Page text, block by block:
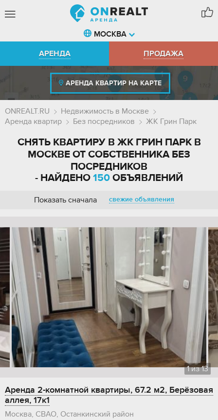
МОСКВА
АРЕНДА
ПРОДАЖА
АРЕНДА КВАРТИР НА КАРТЕ
ONREALT.RU
Недвижимость в Москве
Аренда квартир
Без посредников ЖК Грин Парк
СНЯТЬ КВАРТИРУ В ЖК ГРИН ПАРК В
МОСКВЕ ОТ СОБСТВЕННИКА БЕЗ
ПОСРЕДНИКОВ
- НАЙДЕНО 150 ОБЪЯВЛЕНИЙ
Показать сначала свежие объявления
1из13
Аренда 2-комнатной квартиры, 67.2 м2, Берёзовая
аллея, 17к1
Москва, СВАО, Останкинский район